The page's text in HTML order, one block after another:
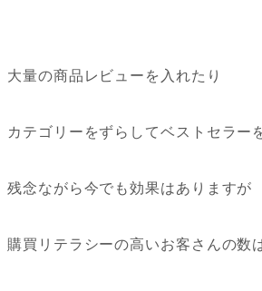
大量の商品レビューを入れたり
カテゴリーをずらしてベストセラー
残念ながら今でも効果はありますが
購買リテラシーの高いお客さんの数